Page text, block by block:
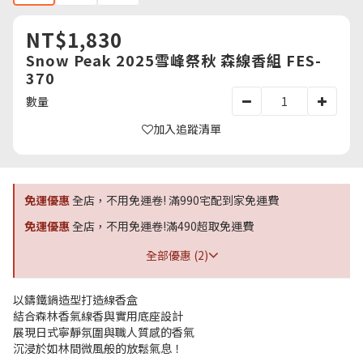
NT$1,830
Snow Peak 2025雪峰祭秋 森線香組 FES-
370
數量
加入追蹤清單
免運優惠全店，不用免運卷! 滿990宅配到家免運費
免運優惠全店，不用免運卷!滿490超取免運費
全部優惠 (2)
以鑄鐵鍋造型打造線香盒
結合森林香氣線香與實用底座設計
展現日式寧靜氛圍與職人質感的香氣
沉浸於如林間微風般的放鬆氣息！